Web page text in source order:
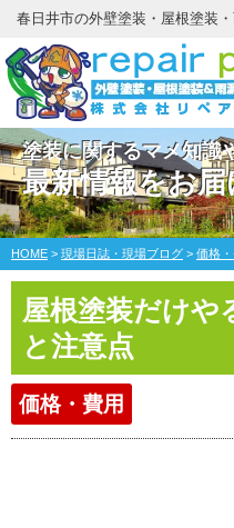
春日井市の外壁塗装・屋根塗装
塗装に関するマメ知識
最新情報をお
HOME > 現場日誌・現場ブログ > 価格
屋根塗装だけや
と注意点
価格・費用